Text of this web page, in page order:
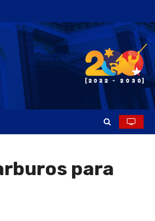
para